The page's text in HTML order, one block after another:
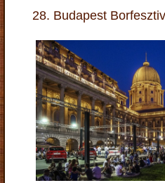
28. Budapest